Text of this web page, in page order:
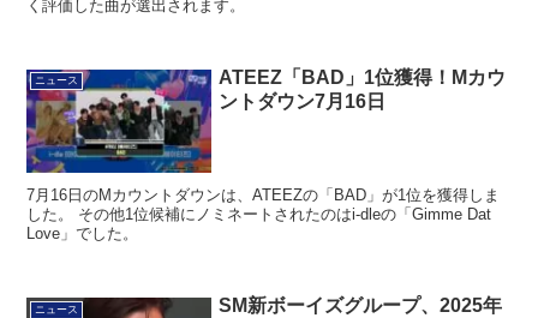
く評価した曲が選出されます。
ニュース
ATEEZ「BAD」1位獲得！Mカウ
ントダウン7月16日
7月16日のMカウントダウンは、ATEEZの「BAD」が1位を獲得しま
した。 その他1位候補にノミネートされたのはi-dleの「Gimme Dat
Love」でした。
ニュース
SM新ボーイズグループ、2025年